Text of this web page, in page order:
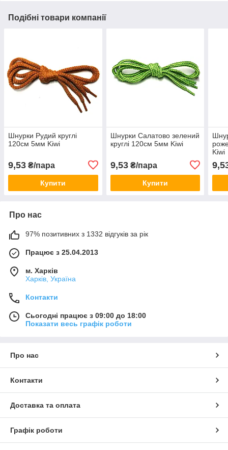
Подібні товари компанії
Шнурки Рудий круглі
120см 5мм Kiwi
9,53 ₴/пара
Купити
Шнурки Салатово зелений
круглі 120см 5мм Kiwi
9,53₴/пара
Купити
Kiwi
Про нас
97% позитивних з 1332 відгуків за рік
Працює з 25.04.2013
м. Харків
Харків, Україна
Контакти
Сьогодні працює з 09:00 до 18:00
Показати весь графік роботи
Про нас
Контакти
Доставка та оплата
Графік роботи